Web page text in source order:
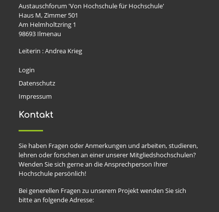
Austauschforum 'Von Hochschule für Hochschule'
Haus M, Zimmer 501
Am Helmholtzring 1
98693 Ilmenau
Leiterin : Andrea Krieg
Login
Datenschutz
Impressum
Kontakt
Sie haben Fragen oder Anmerkungen und arbeiten, studieren,
lehren oder forschen an einer unserer Mitgliedshochschulen?
Wenden Sie sich gerne an die Ansprechperson Ihrer
Hochschule persönlich!
Bei generellen Fragen zu unserem Projekt wenden Sie sich
bitte an folgende Adresse: